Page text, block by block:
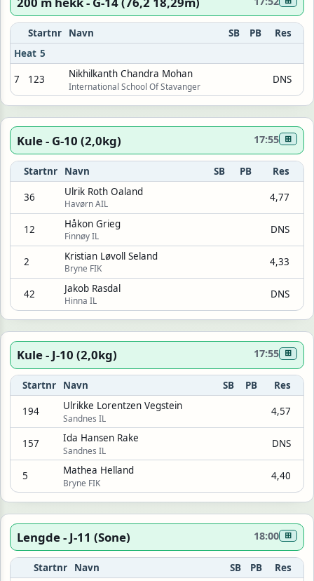
Startnr Navn SB PB
Res
Heat 5
7 123 Nikhilkanth Chandra Mohan
International School Of Stavanger
DNS
Kule - G-10 (2,0kg) 17:55 ⊞
Startnr Navn SB PB Res
36 Ulrik Roth Oaland
Havørn AIL
4,77
12 Håkon Grieg
Finnøy IL
DNS
2 Kristian Løvoll Seland
Bryne FIK
4,33
42 Jakob Rasdal
Hinna IL
DNS
Kule - J-10 (2,0kg) 17:55 ⊞
Startnr Navn SB PB Res
194 Ulrikke Lorentzen Vegstein
Sandnes IL
4,57
157 Ida Hansen Rake
Sandnes IL
DNS
5 Mathea Helland
Bryne FIK
4,40
Lengde - J-11 (Sone) 18:00 ⊞
Startnr Navn SB PB Res